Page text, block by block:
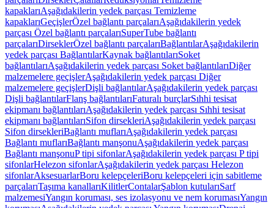
kapaklarıAşağıdakilerin yedek parçası Temizleme
kapaklarıGeçişlerÖzel bağlantı parçalarıAşağıdakilerin yedek
parçası Özel bağlantı parçalarıSuperTube bağlantı
parçalarıDirseklerÖzel bağlantı parçalarıBağlantılarAşağıdakilerin
yedek parçası BağlantılarKaynak bağlantılarıSoket
bağlantılarıAşağıdakilerin yedek parçası Soket bağlantılarıDiğer
malzemelere geçişlerAşağıdakilerin yedek parçası Diğer
malzemelere geçişlerDişli bağlantılarAşağıdakilerin yedek parçası
Dişli bağlantılarFlanş bağlantılarıFaturalı burçlarSıhhi tesisat
ekipmanı bağlantılarıAşağıdakilerin yedek parçası Sıhhi tesisat
ekipmanı bağlantılarıSifon dirsekleriAşağıdakilerin yedek parçası
Sifon dirsekleriBağlantı muflarıAşağıdakilerin yedek parçası
Bağlantı muflarıBağlantı manşonuAşağıdakilerin yedek parçası
Bağlantı manşonuP tipi sifonlarAşağıdakilerin yedek parçası P tipi
sifonlarHelezon sifonlarAşağıdakilerin yedek parçası Helezon
sifonlarAksesuarlarBoru kelepçeleriBoru kelepçeleri için sabitleme
parçalarıTaşıma kanallarıKilitlerContalarŞablon kutularıSarf
malzemesiYangın koruması, ses izolasyonu ve nem korumasıYangın